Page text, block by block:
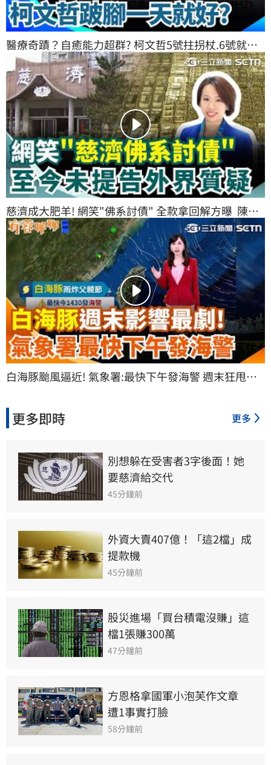
醫療奇蹟？自癒能力超群? 柯文哲5號拄拐杖.6號就
能"原地跳" 陳佩琪PO文稱"應該韌帶斷" 柯文哲跛腳一
天就好?｜三立新聞網 SETN.com
慈濟成大肥羊! 網笑"佛系討債" 全款拿回解方曝  陳昱
瑄5月就被羈押! 慈濟"至今未提告"外界質疑｜三立新
聞網 SETN.com
白海豚颱風逼近! 氣象署:最快下午發海警 週末狂甩豪
雨｜三立新聞網 SETN.com
更多即時 更多
別想躲在受害者3字後面！她
要慈濟給交代
45分鐘前
外資大賣407億！「這2檔」成
提款機
45分鐘前
股災進場「買台積電沒賺」這
檔1張賺300萬
47分鐘前
方恩格拿國軍小泡芙作文章
遭1事實打臉
58分鐘前